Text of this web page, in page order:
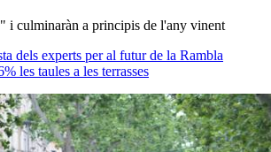
i culminaràn a principis de l'any vinent
dels experts per al futur de la Rambla
les taules a les terrasses